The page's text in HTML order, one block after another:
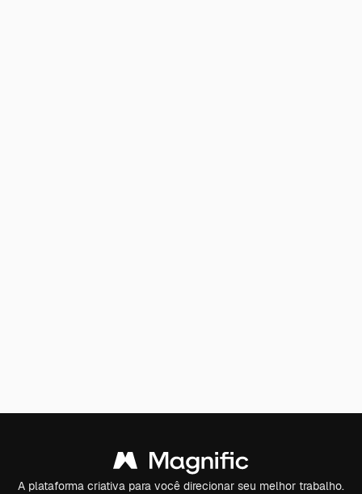
A plataforma criativa para você direcionar seu melhor trabalho.